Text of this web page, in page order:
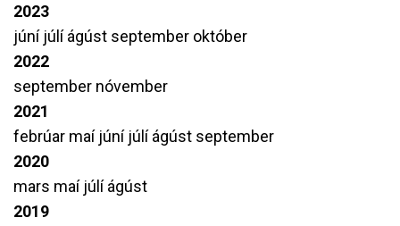
2023
júní júlíágúst september október
2022
september nóvember
2021
febrúar maí júní júlíágúst september
2020
mars maí júlíágúst
2019